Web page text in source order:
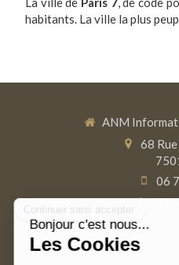
habitants. La ville la plus
ANM
68
06
01
Dulundiauvendredi